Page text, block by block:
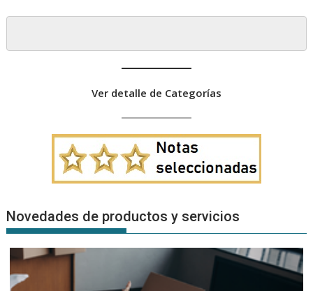
Ver detalle de Categorías
Novedades de productos y servicios